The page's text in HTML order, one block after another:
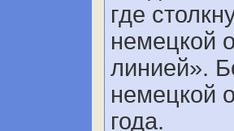
где
немецкой
линией».
немецкой
года.